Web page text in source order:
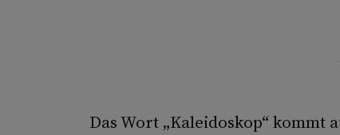
Das Wort „Kaleidoskop“ kommt